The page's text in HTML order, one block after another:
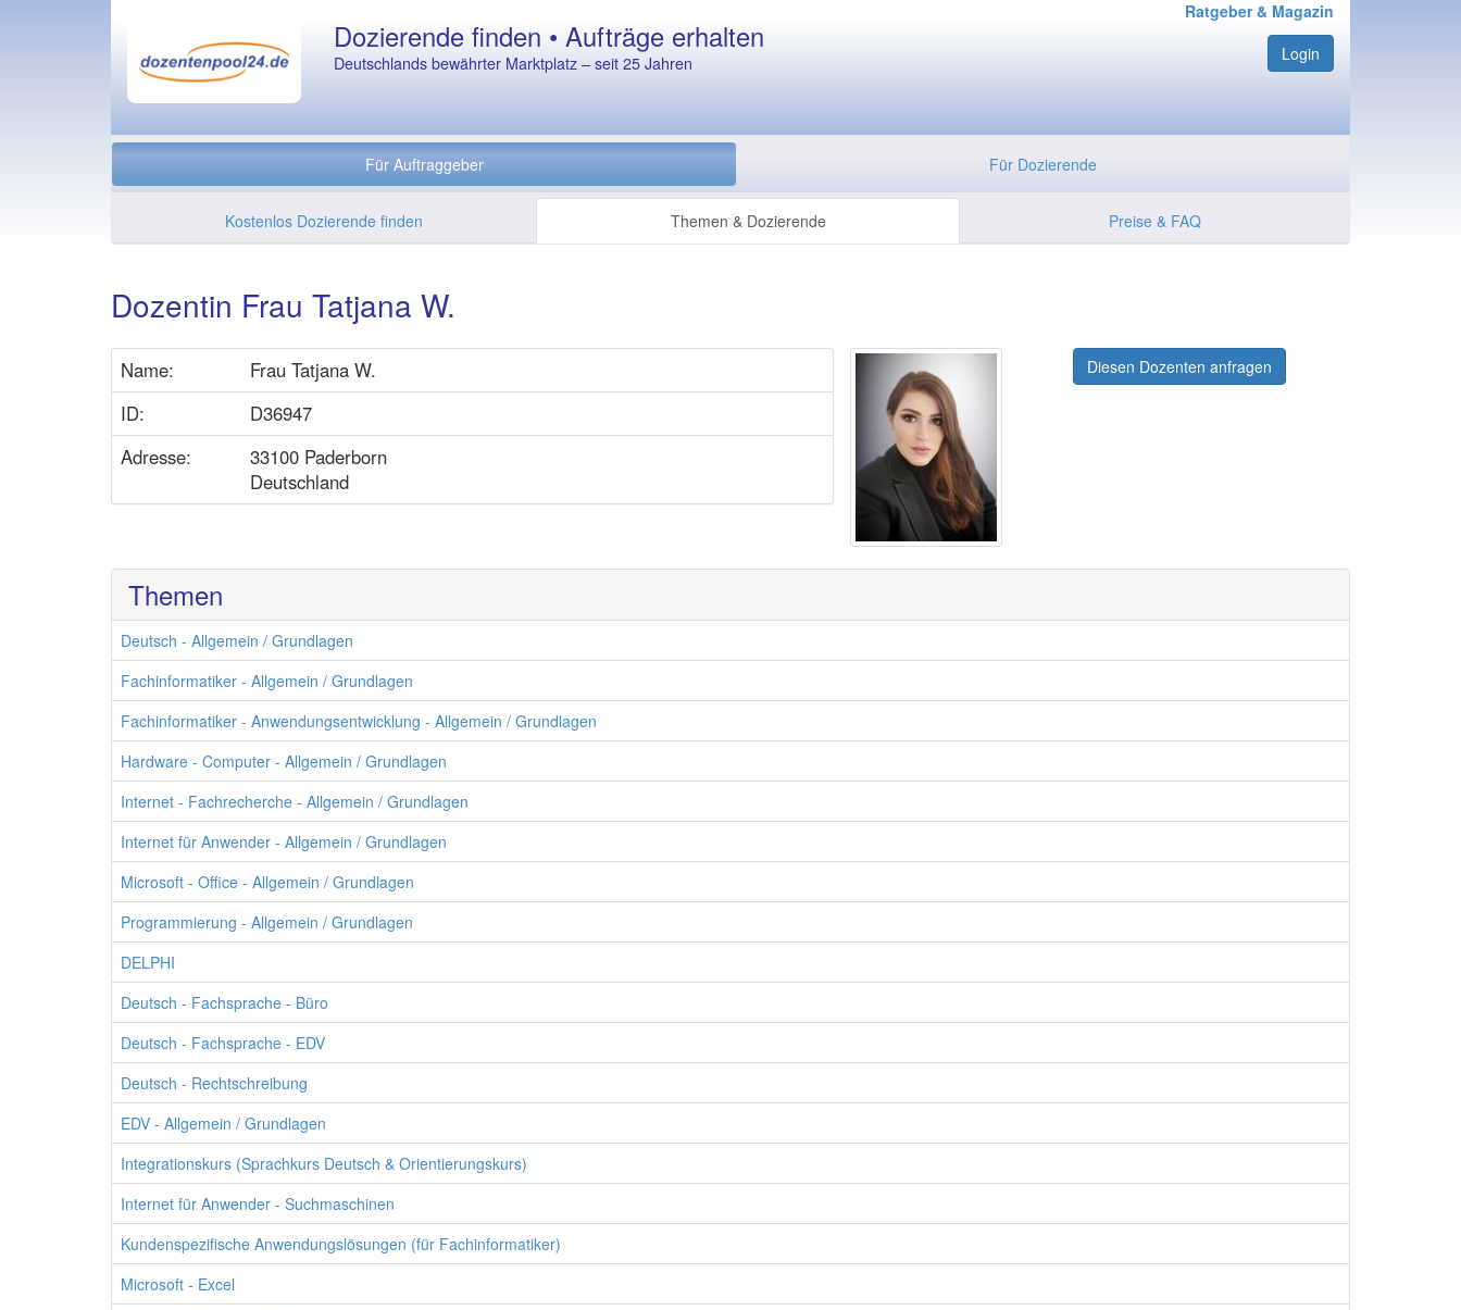
Dozierende finden • Aufträge erhalten
Deutschlands bewährter Marktplatz – seit 25 Jahren
Ratgeber & Magazin
Login
Für Auftraggeber Für Dozierende
Kostenlos Dozierende finden Themen & Dozierende Preise & FAQ
Dozentin Frau Tatjana W.
Name:
Frau Tatjana W.
ID:
D36947
Adresse:
33100 Paderborn
Deutschland
Diesen Dozenten anfragen
Themen
Deutsch - Allgemein / Grundlagen
Fachinformatiker - Allgemein / Grundlagen
Fachinformatiker - Anwendungsentwicklung - Allgemein / Grundlagen
Hardware - Computer - Allgemein / Grundlagen
Internet - Fachrecherche - Allgemein / Grundlagen
Internet für Anwender - Allgemein / Grundlagen
Microsoft - Office - Allgemein / Grundlagen
Programmierung - Allgemein / Grundlagen
DELPHI
Deutsch - Fachsprache - Büro
Deutsch - Fachsprache - EDV
Deutsch - Rechtschreibung
EDV - Allgemein / Grundlagen
Integrationskurs (Sprachkurs Deutsch & Orientierungskurs)
Internet für Anwender - Suchmaschinen
Kundenspezifische Anwendungslösungen (für Fachinformatiker)
Microsoft - Excel